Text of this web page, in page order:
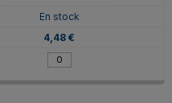
En stock
4,48 €